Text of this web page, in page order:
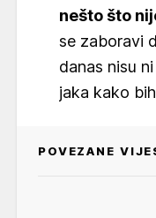
nešto što
se zaboravi
danas nisu
jaka kako
POVEZANE